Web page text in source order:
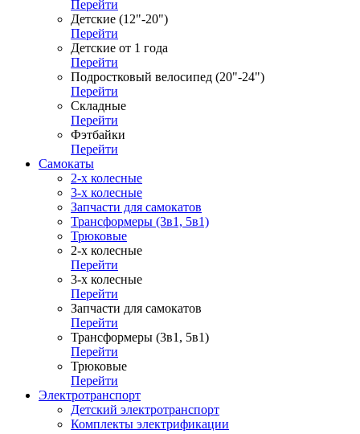
Перейти
Детские (12"-20")
Перейти
Детские от 1 года
Перейти
Подростковый велосипед (20"-24")
Перейти
Складные
Перейти
Фэтбайки
Перейти
Самокаты
2-х колесные
3-х колесные
Запчасти для самокатов
Трансформеры (3в1, 5в1)
Трюковые
2-х колесные
Перейти
3-х колесные
Перейти
Запчасти для самокатов
Перейти
Трансформеры (3в1, 5в1)
Перейти
Трюковые
Перейти
Электротранспорт
Детский электротранспорт
Комплекты электрификации